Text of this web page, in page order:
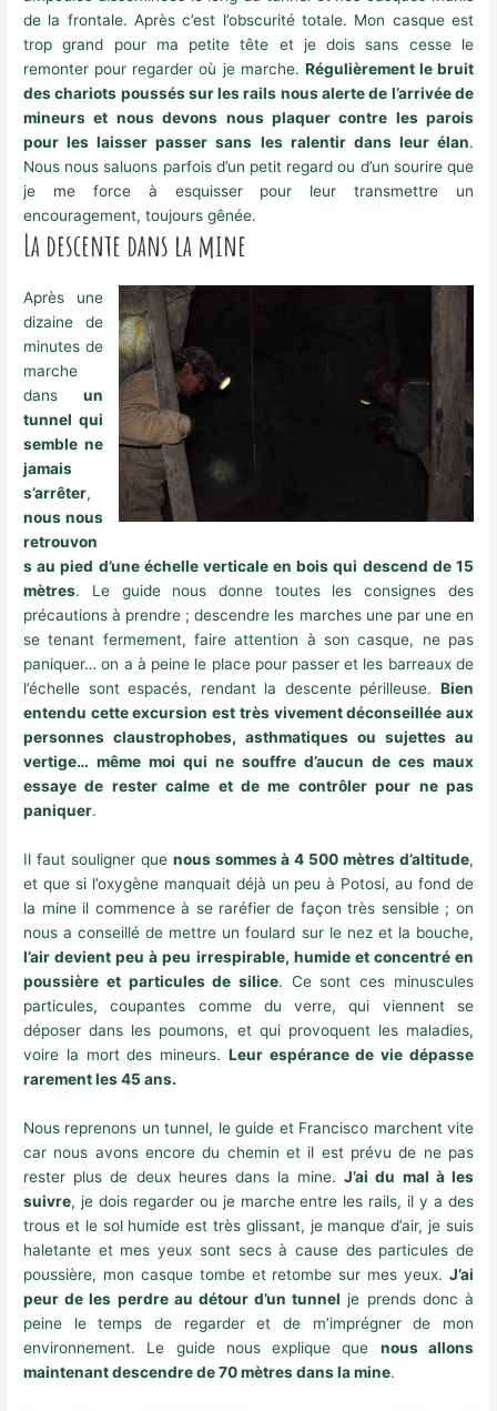
de la frontale. Après c’est l’obscurité totale. Mon casque est
trop grand pour ma petite tête et je dois sans cesse le
remonter pour regarder où je marche. Régulièrement le bruit
des chariots poussés sur les rails nous alerte de l’arrivée de
mineurs et nous devons nous plaquer contre les parois
pour les laisser passer sans les ralentir dans leur élan.
Nous nous saluons parfois d’un petit regard ou d’un sourire que
je me force à esquisser pour leur transmettre un
encouragement, toujours gênée.
La descente dans la mine
Après une
dizaine de
minutes de
marche
dansun
tunnel qui
semble ne
jamais
s’arrêter,
nous nous
retrouvon
s au pied d’une échelle verticale en bois qui descend de 15
mètres. Le guide nous donne toutes les consignes des
précautions à prendre ; descendre les marches une par une en
se tenant fermement, faire attention à son casque, ne pas
paniquer… on a à peine le place pour passer et les barreaux de
l’échelle sont espacés, rendant la descente périlleuse. Bien
entendu cette excursion est très vivement déconseillée aux
personnes claustrophobes, asthmatiques ou sujettes au
vertige… même moi qui ne souffre d’aucun de ces maux
essaye de rester calme et de me contrôler pour ne pas
paniquer.
Il faut souligner que nous sommes à 4 500 mètres d’altitude,
et que si l’oxygène manquait déjà un peu à Potosi, au fond de
la mine il commence à se raréfier de façon très sensible ; on
nous a conseillé de mettre un foulard sur le nez et la bouche,
l’air devient peu à peu irrespirable, humide et concentré en
poussière et particules de silice. Ce sont ces minuscules
particules, coupantes comme du verre, qui viennent se
déposer dans les poumons, et qui provoquent les maladies,
voire la mort des mineurs. Leur espérance de vie dépasse
rarement les 45 ans.
Nous reprenons un tunnel, le guide et Francisco marchent vite
car nous avons encore du chemin et il est prévu de ne pas
rester plus de deux heures dans la mine.J’ai du mal à les
suivre, je dois regarder ou je marche entre les rails, il y a des
trous et le sol humide est très glissant, je manque d’air, je suis
haletante et mes yeux sont secs à cause des particules de
poussière, mon casque tombe et retombe sur mes yeux. J’ai
peur de les perdre au détour d’un tunnel je prends donc à
peine le temps de regarder et de m’imprégner de mon
environnement. Le guide nous explique que nous allons
maintenant descendre de 70 mètres dans la mine.